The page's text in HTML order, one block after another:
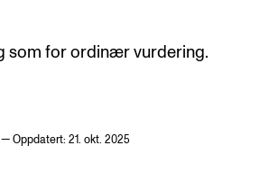
som for ordinær vurdering.
Oppdatert: 21. okt. 2025